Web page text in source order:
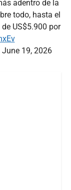
adentro de la
todo, hasta el
US$5.900 por
June 19, 2026